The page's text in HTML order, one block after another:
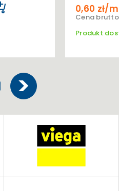
0,60 zł/m
Cena brutto
Produkt